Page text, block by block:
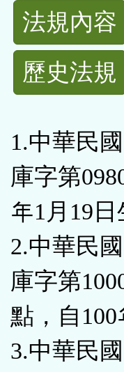
法
規
功
按
鈕
區
法規內容
歷史法規
1.中華民
庫字第
年1月19日
2.中華民
庫字第
點，自100
3.中華民